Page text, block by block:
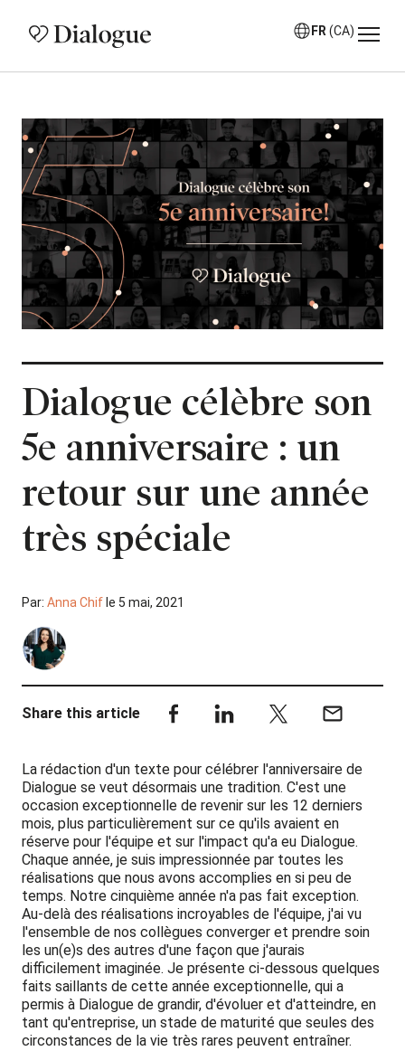
FR (CA)
Dialogue célèbre son
5e anniversaire : un
retour sur une année
très spéciale
Par: Anna Chif le 5 mai, 2021
Share this article
La rédaction d'un texte pour célébrer l'anniversaire de
Dialogue se veut désormais une tradition. C'est une
occasion exceptionnelle de revenir sur les 12 derniers
mois, plus particulièrement sur ce qu'ils avaient en
réserve pour l'équipe et sur l'impact qu'a eu Dialogue.
Chaque année, je suis impressionnée par toutes les
réalisations que nous avons accomplies en si peu de
temps. Notre cinquième année n'a pas fait exception.
Au-delà des réalisations incroyables de l'équipe, j'ai vu
l'ensemble de nos collègues converger et prendre soin
les un(e)s des autres d'une façon que j'aurais
difficilement imaginée. Je présente ci-dessous quelques
faits saillants de cette année exceptionnelle, qui a
permis à Dialogue de grandir, d'évoluer et d'atteindre, en
tant qu'entreprise, un stade de maturité que seules des
circonstances de la vie très rares peuvent entraîner.